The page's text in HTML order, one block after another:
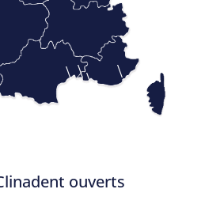
\\
\
\ \
ouverts